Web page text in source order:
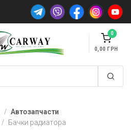
0
0,00
Автозапчасти
Бачки радиатора